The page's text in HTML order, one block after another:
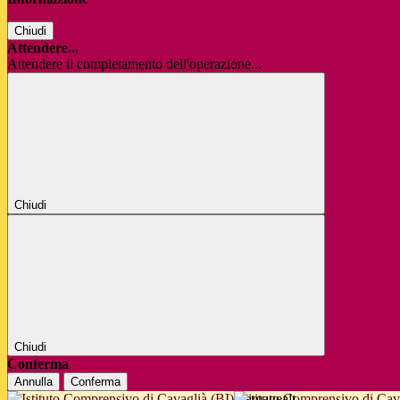
Chiudi
Attendere...
Attendere il completamento dell'operazione...
Chiudi
Chiudi
Conferma
Annulla Conferma